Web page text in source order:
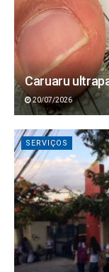
Caruaru
20/07/2026
SERVIÇOS